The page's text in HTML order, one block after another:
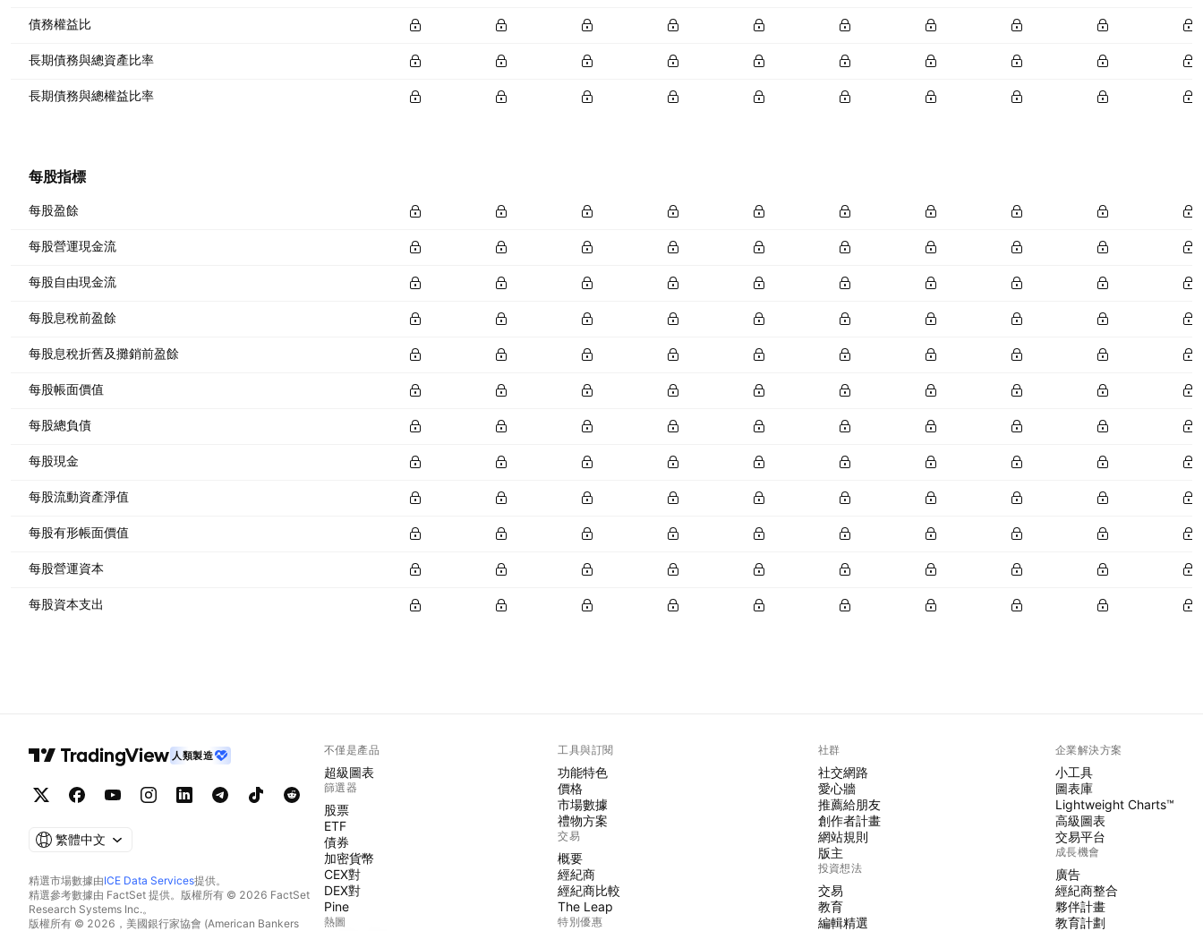
債務權益比
長期債務與總資產比率
長期債務與總權益比率
每股指標
每股盈餘
每股營運現金流
每股自由現金流
每股息稅前盈餘
每股息稅折舊及攤銷前盈餘
每股帳面價值
每股總負債
每股現金
每股流動資產淨值
每股有形帳面價值
每股營運資本
每股資本支出
人類製造
繁體中文
精選市場數據由ICE Data Services提供。
精選參考數據由 FactSet 提供。版權所有 © 2026 FactSet
Research Systems Inc.。
版權所有 © 2026，美國銀行家協會 (American Bankers
不僅是產品
超級圖表
篩選器
股票
ETF
債券
加密貨幣
CEX對
DEX對
Pine
熱圖
工具與訂閱
功能特色
價格
市場數據
禮物方案
交易
概要
經紀商
經紀商比較
The Leap
特別優惠
社群
社交網路
愛心牆
推薦給朋友
創作者計畫
網站規則
版主
投資想法
交易
教育
編輯精選
企業解決方案
小工具
圖表庫
Lightweight Charts™
高級圖表
交易平台
成長機會
廣告
經紀商整合
夥伴計畫
教育計劃